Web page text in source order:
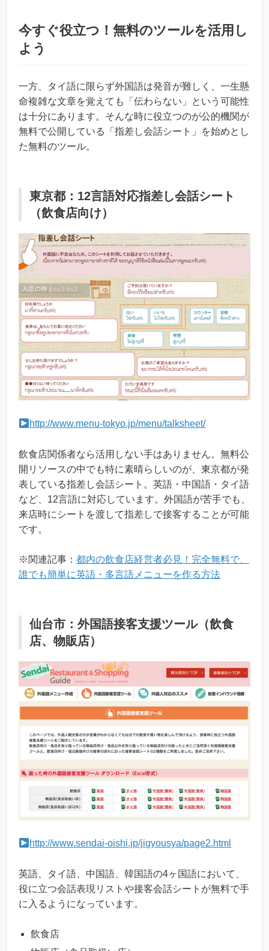
今すぐ役立つ！無料のツールを活用し
よう
一方、タイ語に限らず外国語は発音が難しく、一生懸
命複雑な文章を覚えても「伝わらない」という可能性
は十分にあります。そんな時に役立つのが公的機関が
無料で公開している「指差し会話シート」を始めとし
た無料のツール。
東京都：12言語対応指差し会話シート
（飲食店向け）
http://www.menu-tokyo.jp/menu/talksheet/
飲食店関係者なら活用しない手はありません。無料公
開リソースの中でも特に素晴らしいのが、東京都が発
表している指差し会話シート。英語・中国語・タイ語
など、12言語に対応しています。外国語が苦手でも、
来店時にシートを渡して指差しで接客することが可能
です。
※関連記事： 都内の飲食店経営者必見！完全無料で、
誰でも簡単に英語・多言語メニューを作る方法
仙台市：外国語接客支援ツール（飲食
店、物販店）
http://www.sendai-oishi.jp/jigyousya/page2.html
英語、タイ語、中国語、韓国語の4ヶ国語において、
役に立つ会話表現リストや接客会話シートが無料で手
に入るようになっています。
飲食店